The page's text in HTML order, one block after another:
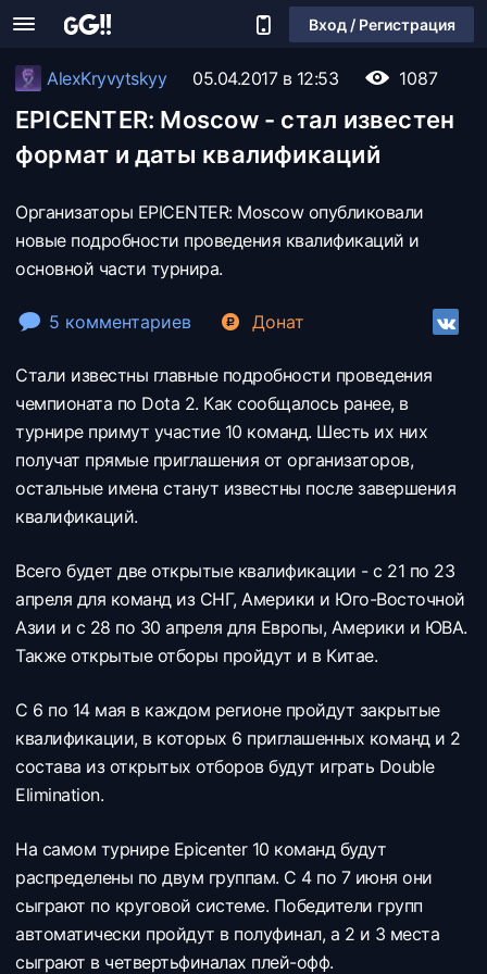
Вход / Регистрация
AlexKryvytskyy 05.04.2017 в 12:53 1087
EPICENTER: Moscow - стал известен
формат и даты квалификаций
Организаторы EPICENTER: Moscow опубликовали
новые подробности проведения квалификаций и
основной части турнира.
5 комментариев Донат
Стали известны главные подробности проведения
чемпионата по Dota 2. Как сообщалось ранее, в
турнире примут участие 10 команд. Шесть их них
получат прямые приглашения от организаторов,
остальные имена станут известны после завершения
квалификаций.
Всего будет две открытые квалификации - с 21 по 23
апреля для команд из СНГ, Америки и Юго-Восточной
Азии и с 28 по 30 апреля для Европы, Америки и ЮВА.
Также открытые отборы пройдут и в Китае.
С 6 по 14 мая в каждом регионе пройдут закрытые
квалификации, в которых 6 приглашенных команд и 2
состава из открытых отборов будут играть Double
Elimination.
На самом турнире Epicenter 10 команд будут
распределены по двум группам. С 4 по 7 июня они
сыграют по круговой системе. Победители групп
автоматически пройдут в полуфинал, а 2 и 3 места
сыграют в четвертьфиналах плей-офф.